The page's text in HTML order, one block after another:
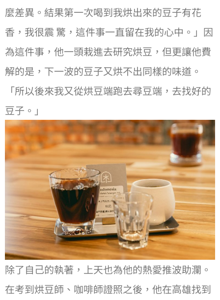
麼差異。結果第⼀次喝到我烘出來的⾖⼦有花
香，我很震 驚，這件事⼀直留在我的⼼中。」因
為這件事，他⼀頭栽進去研究烘⾖，但更讓他費
解的是，下⼀波的⾖⼦⼜烘不出同樣的味道。
「所以後來我⼜從烘⾖端跑去尋⾖端，去找好的
⾖⼦。」
除了⾃⼰的執著，上天也為他的熱愛推波助瀾。
在考到烘⾖師、咖啡師證照之後，他在⾼雄找到